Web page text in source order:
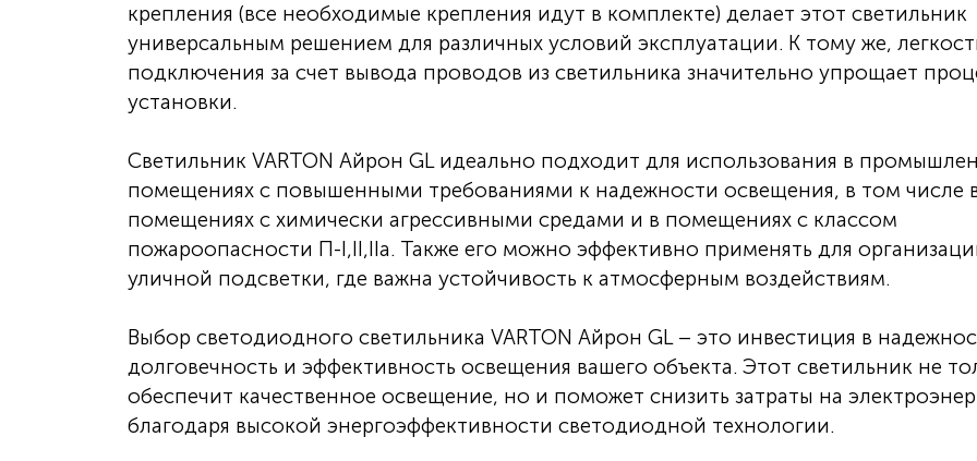
крепления (все необходимые крепления идут в комплекте) делает этот светильник
универсальным решением для различных условий эксплуатации. К тому же,
подключения за счет вывода проводов из светильника значительно упрощает
установки.
Светильник VARTON Айрон GL идеально подходит для использования в
помещениях с повышенными требованиями к надежности освещения, в том числе
помещениях с химически агрессивными средами и в помещениях с классом
пожароопасности П-I,II,IIа. Также его можно эффективно применять для
уличной подсветки, где важна устойчивость к атмосферным воздействиям.
Выбор светодиодного светильника VARTON Айрон GL – это инвестиция в
долговечность и эффективность освещения вашего объекта. Этот светильник не
обеспечит качественное освещение, но и поможет снизить затраты на
благодаря высокой энергоэффективности светодиодной технологии.